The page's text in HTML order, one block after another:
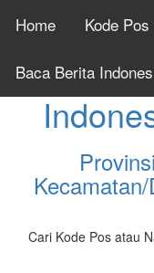
Home Kode Pos
Baca Berita
Cek
Provinsi
Cari Kode Pos atau